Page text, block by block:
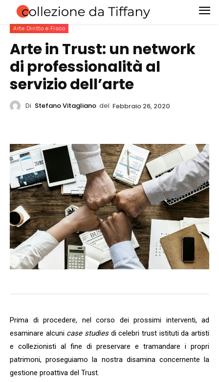
Arte Diritto e Fisco
Arte in Trust: un network
di professionalità al
servizio dell’arte
Di Stefano Vitagliano del Febbraio 26, 2020
Prima di procedere, nel corso dei prossimi interventi, ad
esaminare alcuni case studies di celebri trust istituti da artisti
e collezionisti al fine di preservare e tramandare i propri
patrimoni, proseguiamo la nostra disamina concernente la
gestione proattiva del Trust.